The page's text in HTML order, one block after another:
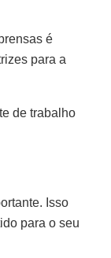
é
para a
de trabalho
Isso
para o seu